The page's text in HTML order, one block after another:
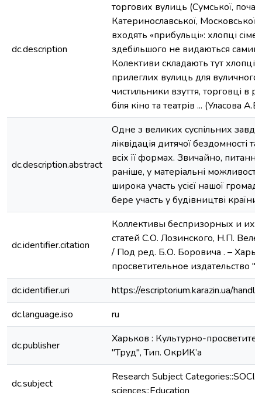
dc.description
торгових вулиць (Сумської,
Катеринославської,
входять «прибульці»: хлопці
здебільшого не видаються самим
Колективи складають тут
прилеглих вулиць для вуличного
чистильники взуття, торговці в
біля кіно та театрів ... (Уласова
dc.description.abstract
Одне з великих суспільних
ліквідація дитячої бездомності
всіх її формах. Звичайно,
раніше, у матеріальні
широка участь усієї нашої
бере участь у будівництві
dc.identifier.citation
Коллективы беспризорных и их
статей С.О. Лозинского, Н.П.
/ Под ред. Б.О. Боровича . –
просветительное издательство
dc.identifier.uri
https://escriptorium.karazin.ua/
dc.language.iso
ru
dc.publisher
Харьков : Культурно-
"Труд", Тип. ОкрИК’а
dc.subject
Research Subject